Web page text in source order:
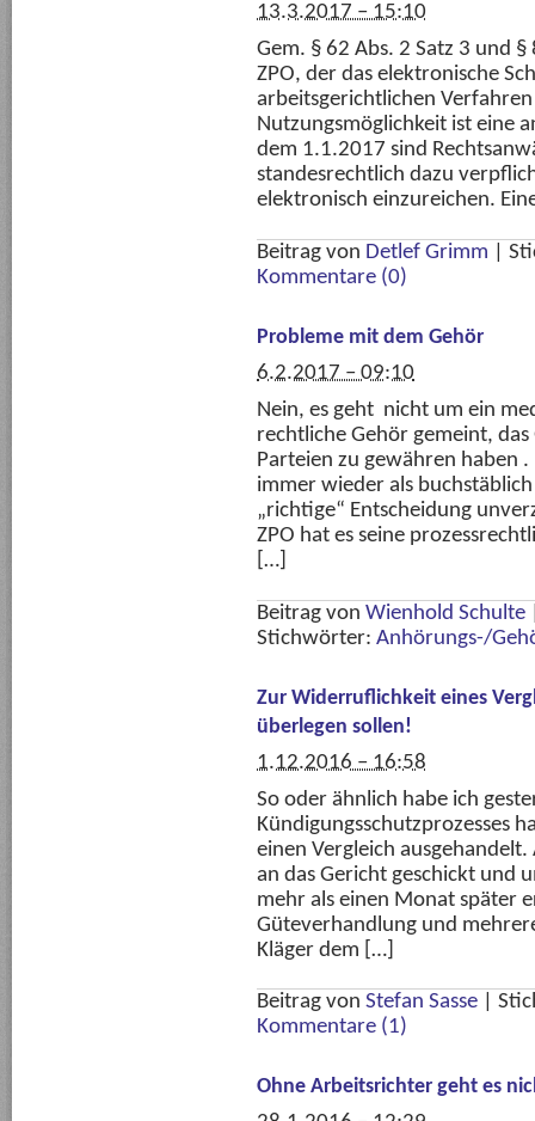
13.3.2017 – 15:10
Gem. § 62 Abs. 2 Satz 3 und
ZPO, der das elektronische
arbeitsgerichtlichen
Nutzungsmöglichkeit ist eine
dem 1.1.2017 sind
standesrechtlich dazu
elektronisch einzureichen.
Beitrag von Detlef Grimm
Kommentare (0)
Probleme mit dem Gehör
6.2.2017 – 09:10
Nein, es geht nicht um ein
rechtliche Gehör gemeint,
Parteien zu gewähren haben
immer wieder als
„richtige“ Entscheidung
ZPO hat es seine
[…]
Beitrag von Wienhold Schulte
Stichwörter: Anhörungs-/
Zur Widerruflichkeit eines
überlegen sollen!
1.12.2016 – 16:58
So oder ähnlich habe ich
Kündigungsschutzprozesses
einen Vergleich
an das Gericht geschickt und
mehr als einen Monat später
Güteverhandlung und
Kläger dem […]
Beitrag von Stefan Sasse
Kommentare (1)
Ohne Arbeitsrichter geht es